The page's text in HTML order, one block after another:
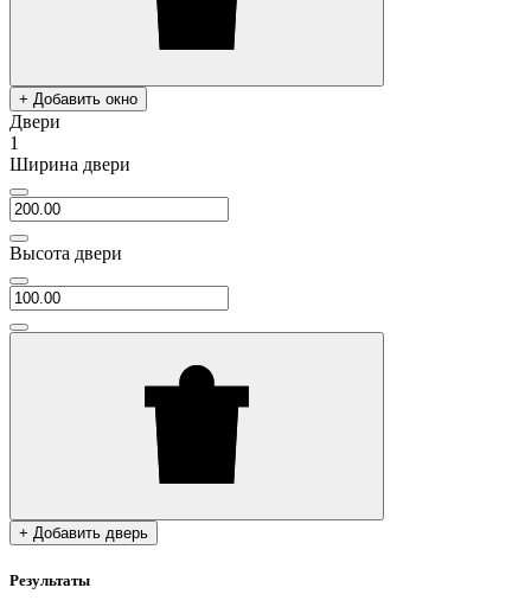
+ Добавить окно
Двери
1
Ширина двери
Высота двери
+ Добавить дверь
Результаты